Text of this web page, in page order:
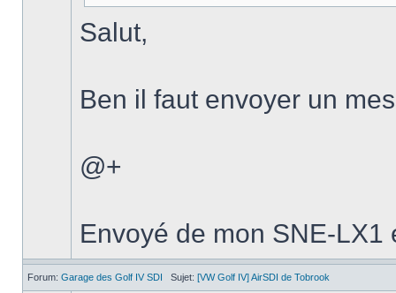
Salut,
Ben il faut envoyer un
@+
Envoyé de mon SNE-LX1
Forum: Garage des Golf IV SDI Sujet: [VW Golf IV] AirSDI de Tobrook